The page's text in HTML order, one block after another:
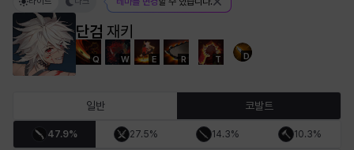
레온 루크 르노어
바바라 버니스
단검 재키
Q W E R T D
일반 코발트
47.9% 27.5% 14.3% 10.3%